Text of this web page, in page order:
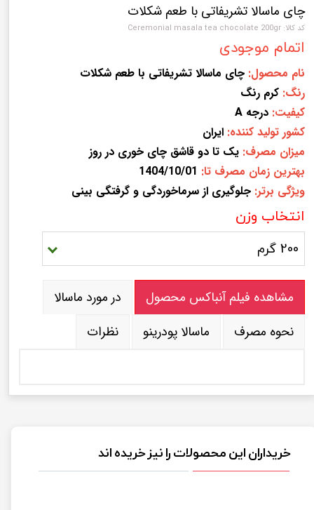
چای ماسالا تشریفاتی با طعم شکلات
کد کالا: Ceremonial masala tea chocolate 200gr
اتمام موجودی
نام محصول: چای ماسالا تشریفاتی با طعم شکلات
رنگ: کرم رنگ
کیفیت: درجه A
کشور تولید کننده: ایران
میزان مصرف: یک تا دو قاشق چای خوری در روز
بهترین زمان مصرف تا:
ویژگی برتر: جلوگیری از سرماخوردگی و گرفتگی بینی
انتخاب وزن
200 گرم
مشاهده فیلم آنباکس محصول
در مورد ماسالا
نحوه مصرف
ماسالا پودرینو نظرات
خریداران این محصولات را نیز خریده اند